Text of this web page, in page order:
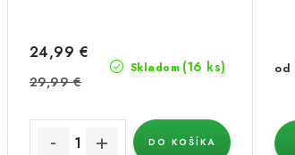
Skladom (16 ks)
24,99 €
29,99 €
DO KOŠÍKA
od